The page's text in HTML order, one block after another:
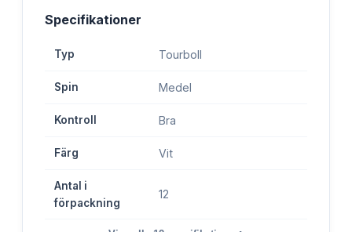
Specifikationer
Typ Tourboll
Spin Medel
Kontroll Bra
Färg Vit
Antal i
förpackning
12